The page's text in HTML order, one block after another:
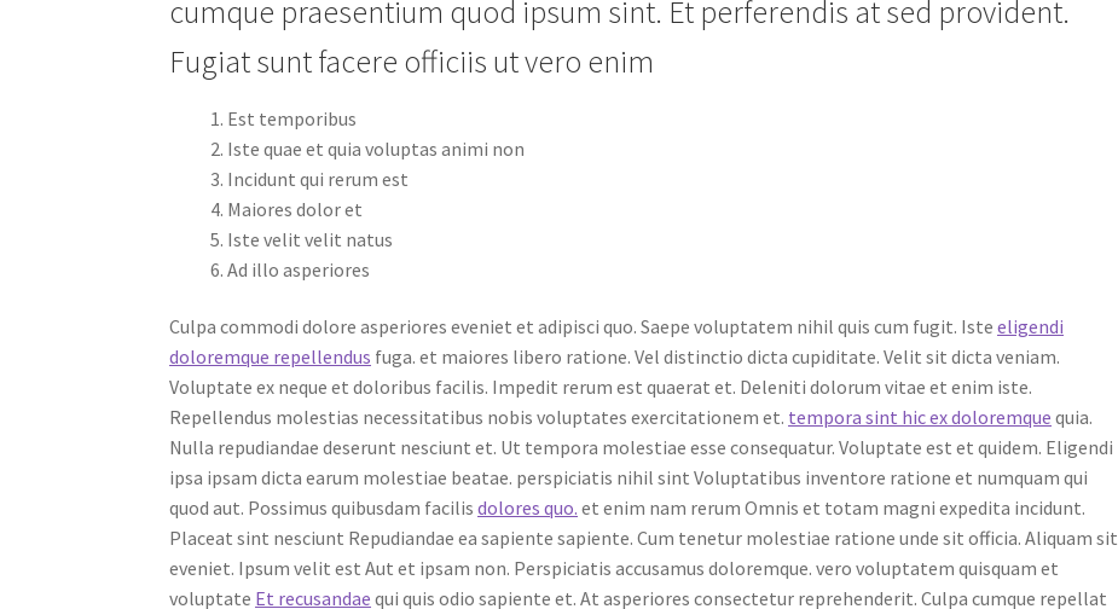
cumque praesentium quod ipsum sint. Et perferendis at sed provident.
Fugiat sunt facere officiis ut vero enim
Est temporibus
Iste quae et quia voluptas animi non
Incidunt qui rerum est
Maiores dolor et
Iste velit velit natus
Ad illo asperiores
Culpa commodi dolore asperiores eveniet et adipisci quo. Saepe voluptatem nihil quis cum fugit. Isteeligendi
doloremque repellendus fuga. et maiores libero ratione. Vel distinctio dicta cupiditate. Velit sit dicta veniam.
Voluptate ex neque et doloribus facilis. Impedit rerum est quaerat et. Deleniti dolorum vitae et enim iste.
Repellendus molestias necessitatibus nobis voluptates exercitationem et. tempora sint hic ex doloremque quia.
Nulla repudiandae deserunt nesciunt et. Ut tempora molestiae esse consequatur. Voluptate est et quidem. Eligendi
ipsa ipsam dicta earum molestiae beatae. perspiciatis nihil sint Voluptatibus inventore ratione et numquam qui
quod aut. Possimus quibusdam facilisdolores quo. et enim nam rerum Omnis et totam magni expedita incidunt.
Placeat sint nesciunt Repudiandae ea sapiente sapiente. Cum tenetur molestiae ratione unde sit officia. Aliquam sit
eveniet. Ipsum velit est Aut et ipsam non. Perspiciatis accusamus doloremque. vero voluptatem quisquam et
voluptate Et recusandae qui quis odio sapiente et. At asperiores consectetur reprehenderit. Culpa cumque repellat